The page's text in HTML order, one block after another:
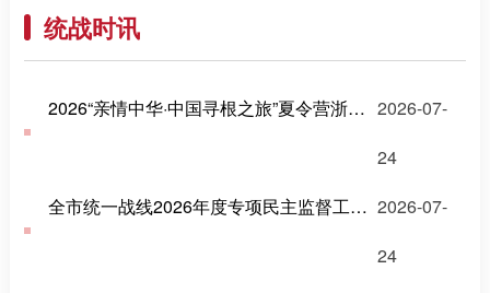
统战时讯
2026“亲情中华·中国寻根之旅”夏令营浙江金华营、浙江东阳营双营启幕 2026-07-
24
全市统一战线2026年度专项民主监督工作推进召开 2026-07-
24